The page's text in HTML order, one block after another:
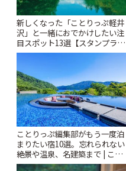
新しくなった「ことりっぷ軽井
沢」と一緒におでかけしたい注
目スポット13選【スタンプラリ
ー開催中】 | ことりっぷ
ことりっぷ編集部がもう一度泊
まりたい宿10選。忘れられない
絶景や温泉、名建築まで | こと
りっぷ